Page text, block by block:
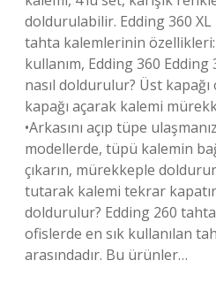
doldurulabilir. Edding 360 XL
tahta kalemlerinin
kullanım, Edding 360
nasıl doldurulur? Üst
kapağı açarak kalemi
•Arkasını açıp tüpe
modellerde, tüpü kalemin
çıkarın, mürekkeple
tutarak kalemi tekrar
doldurulur? Edding 260
ofislerde en sık kullanılan
arasındadır. Bu ürünler…